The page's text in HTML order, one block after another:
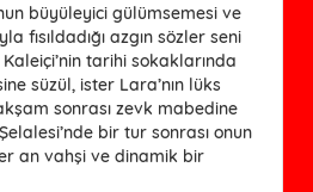
büyüleyici gülümsemesi ve
fısıldadığı azgın sözler seni
tarihi sokaklarında
süzül, ister Lara’nın lüks
sonrası zevk mabedine
bir tur sonrası onun
an vahşi ve dinamik bir